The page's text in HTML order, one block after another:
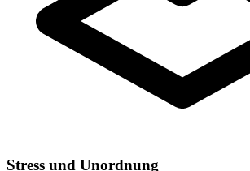
Stress und Unordnung